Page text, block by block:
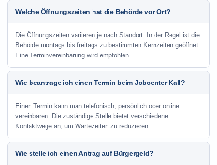
Welche Öffnungszeiten hat die Behörde vor Ort?
Die Öffnungszeiten variieren je nach Standort. In der Regel ist die
Behörde montags bis freitags zu bestimmten Kernzeiten geöffnet.
Eine Terminvereinbarung wird empfohlen.
Wie beantrage ich einen Termin beim Jobcenter Kall?
Einen Termin kann man telefonisch, persönlich oder online
vereinbaren. Die zuständige Stelle bietet verschiedene
Kontaktwege an, um Wartezeiten zu reduzieren.
Wie stelle ich einen Antrag auf Bürgergeld?